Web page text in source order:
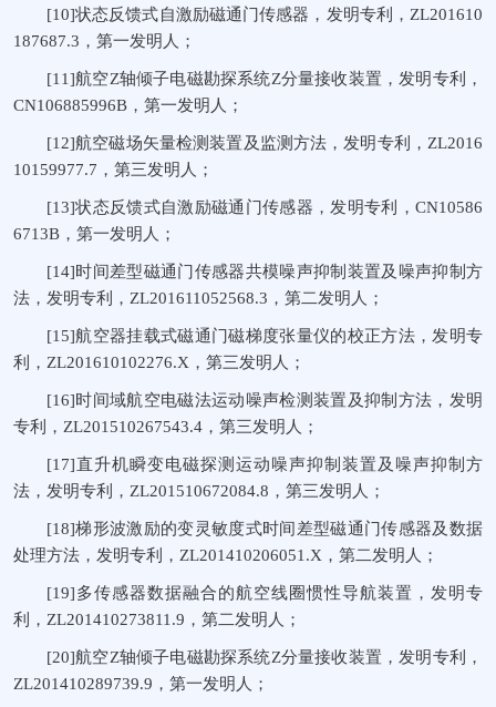
[10]状态反馈式自激励磁通门传感器，发明专利，ZL201610
187687.3，第一发明人；
[11]航空Z轴倾子电磁勘探系统Z分量接收装置，发明专利，
CN106885996B，第一发明人；
[12]航空磁场矢量检测装置及监测方法，发明专利，ZL2016
10159977.7，第三发明人；
[13]状态反馈式自激励磁通门传感器，发明专利，CN10586
6713B，第一发明人；
[14]时间差型磁通门传感器共模噪声抑制装置及噪声抑制方
法，发明专利，ZL201611052568.3，第二发明人；
[15]航空器挂载式磁通门磁梯度张量仪的校正方法，发明专
利，ZL201610102276.X，第三发明人；
[16]时间域航空电磁法运动噪声检测装置及抑制方法，发明
专利，ZL201510267543.4，第三发明人；
[17]直升机瞬变电磁探测运动噪声抑制装置及噪声抑制方
法，发明专利，ZL201510672084.8，第三发明人；
[18]梯形波激励的变灵敏度式时间差型磁通门传感器及数据
处理方法，发明专利，ZL201410206051.X，第二发明人；
[19]多传感器数据融合的航空线圈惯性导航装置，发明专
利，ZL201410273811.9，第二发明人；
[20]航空Z轴倾子电磁勘探系统Z分量接收装置，发明专利，
ZL201410289739.9，第一发明人；